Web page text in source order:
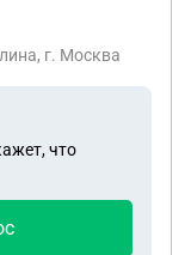
"Электронный
при
об
новая строка
г. Москва
что